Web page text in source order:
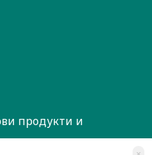
продукти и